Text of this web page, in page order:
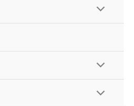
Menu
Menu
Menu